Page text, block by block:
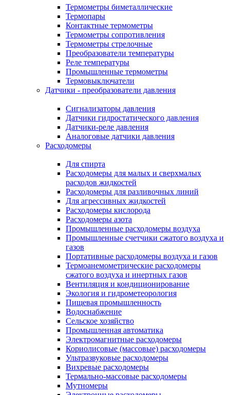
Термометры биметаллические
Термопары
Контактные термометры
Термометры сопротивления
Термометры стрелочные
Преобразователи температуры
Реле температуры
Промышленные термометры
Термовыключатели
Датчики - преобразователи давления
Сигнализаторы давления
Датчики гидростатического давления
Датчики-реле давления
Аналоговые датчики давления
Расходомеры
Для спирта
Расходомеры для малых и сверхмалых
расходов жидкостей
Расходомеры для разливочных линий
Для агрессивных жидкостей
Расходомеры кислорода
Расходомеры азота
Промышленные расходомеры воздуха
Промышленные счетчики сжатого воздуха и
газов
Портативные расходомеры воздуха и газов
Термоанемометрические расходомеры
сжатого воздуха и инертных газов
Вентиляция и кондиционирование
Экология и гидрометеорология
Пищевая промышленность
Водоснабжение
Сельское хозяйство
Промышленная автоматика
Электромагнитные расходомеры
Кориолисовые (массовые) расходомеры
Ультразвуковые расходомеры
Вихревые расходомеры
Термально-массовые расходомеры
Мутномеры